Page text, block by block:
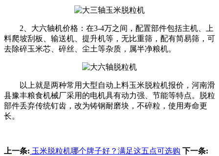
2、大六轴机价格：在3-4万之间，配置部件包括主机、上
料爬坡刮板、输送机、提升机等，无比重筛，配有简易筛，可
去除碎玉米芯、碎丝、尘土等杂质，属半净粮机。
以上就是两种常用大型自动上料玉米脱粒机报价，河南滑
县豫丰粮食机械厂采用的电机具有动力强、节能等特点。脱粒
部件丢弃传统钉齿，改为铸钢耐磨块，不碎粒，使用寿命更
长。
上一条: 玉米脱粒机哪个牌子好？满足这五点可选购 下一条: